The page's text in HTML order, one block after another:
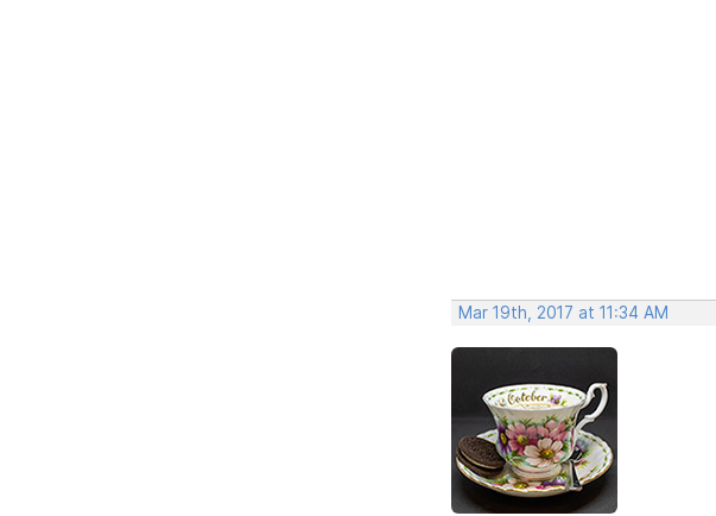
Mar 19th, 2017 at 11:34 AM